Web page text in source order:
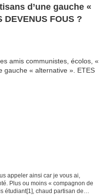
d’une gauche «
VOUS DEVENUS FOUS ?
appeler ainsi car je vous ai,
Plus ou moins « compagnon de
étudiant[1], chaud partisan de